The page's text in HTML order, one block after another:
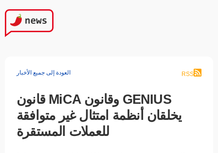
العودة إلى جميع الأخبار RSS
قانون MiCA وقانون GENIUS
يخلقان أنظمة امتثال غير متوافقة
للعملات المستقرة